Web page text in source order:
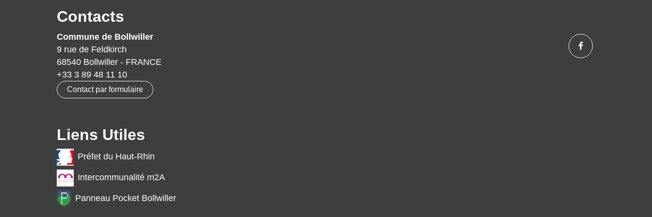
Contacts
Commune de Bollwiller
9 rue de Feldkirch
68540 Bollwiller - FRANCE
+33 3 89 48 11 10
Contact par formulaire
Liens Utiles
Préfet du Haut-Rhin
Intercommunalité m2A
Panneau Pocket Bollwiller